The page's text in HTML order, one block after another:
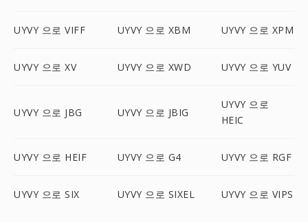
UYVY 으로 VIFF UYVY 으로 XBM UYVY 으로 XPM
UYVY 으로 XV UYVY 으로 XWD UYVY 으로 YUV
UYVY 으로 JBG UYVY 으로 JBIG
UYVY 으로
HEIC
UYVY 으로 HEIF UYVY 으로 G4 UYVY 으로 RGF
UYVY 으로 SIX UYVY 으로 SIXEL UYVY 으로 VIPS